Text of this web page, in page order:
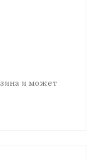
и может